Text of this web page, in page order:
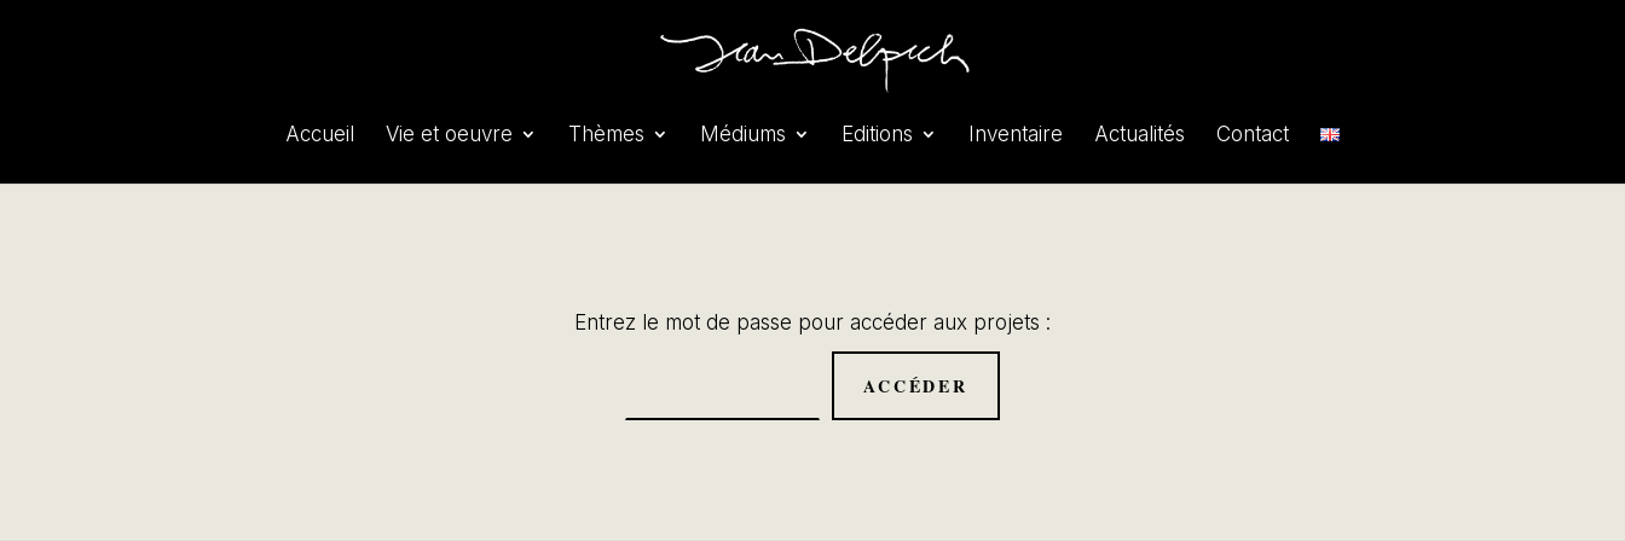
Accueil Vie et oeuvre Thèmes Médiums Editions Inventaire Actualités Contact
Entrez le mot de passe pour accéder aux projets :